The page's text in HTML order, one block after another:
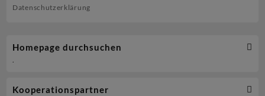
Datenschutzerklärung
Crosslauf
Homepage durchsuchen
.
Kooperationspartner